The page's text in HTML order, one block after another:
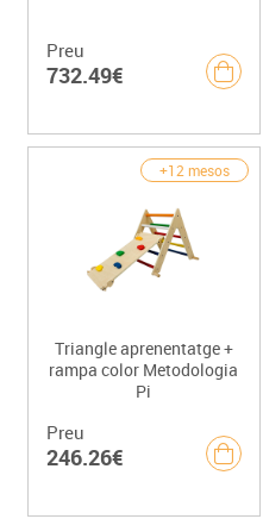
Preu
732.49€
+12 mesos
Triangle aprenentatge +
rampa color Metodologia
Pi
Preu
246.26€